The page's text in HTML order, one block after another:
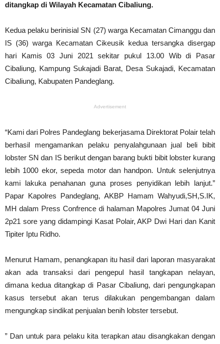
ditangkap di Wilayah Kecamatan Cibaliung.
Kedua pelaku berinisial SN (27) warga Kecamatan Cimanggu dan
IS (36) warga Kecamatan Cikeusik kedua tersangka disergap
hari Kamis 03 Juni 2021 sekitar pukul 13.00 Wib di Pasar
Cibaliung, Kampung Sukajadi Barat, Desa Sukajadi, Kecamatan
Cibaliung, Kabupaten Pandeglang.
Advertisement
“Kami dari Polres Pandeglang bekerjasama Direktorat Polair telah
berhasil mengamankan pelaku penyalahgunaan jual beli bibit
lobster SN dan IS berikut dengan barang bukti bibit lobster kurang
lebih 1000 ekor, sepeda motor dan handpon. Untuk selenjutnya
kami lakuka penahanan guna proses penyidikan lebih lanjut.”
Papar Kapolres Pandeglang, AKBP Hamam Wahyudi,SH,S.IK,
MH dalam Press Confrence di halaman Mapolres Jumat 04 Juni
2p21 sore yang didampingi Kasat Polair, AKP Dwi Hari dan Kanit
Tipiter Iptu Ridho.
Menurut Hamam, penangkapan itu hasil dari laporan masyarakat
akan ada transaksi dari pengepul hasil tangkapan nelayan,
dimana kedua ditangkap di Pasar Cibaliung, dari pengungkapan
kasus tersebut akan terus dilakukan pengembangan dalam
mengungkap sindikat penjualan benih lobster tersebut.
” Dan untuk para pelaku kita terapkan atau disangkakan dengan